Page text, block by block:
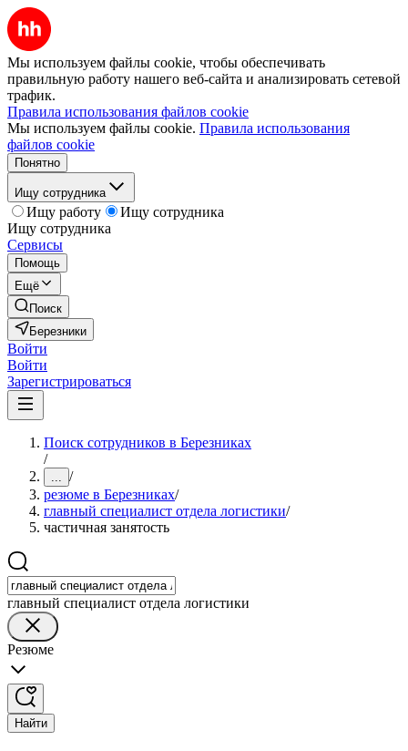
Мы используем файлы cookie, чтобы обеспечивать
правильную работу нашего веб-сайта и анализировать сетевой
трафик.
Правила использования файлов cookie
Мы используем файлы cookie. Правила использования
файлов cookie
Понятно
Ищу сотрудника
Ищу работу
Ищу сотрудника
Ищу сотрудника
Сервисы
Помощь
Ещё
Поиск
Березники
Войти
Войти
Зарегистрироваться
Поиск сотрудников в Березниках
/
... /
резюме в Березниках/
главный специалист отдела логистики/
частичная занятость
главный специалист отдела логистики
Резюме
Найти